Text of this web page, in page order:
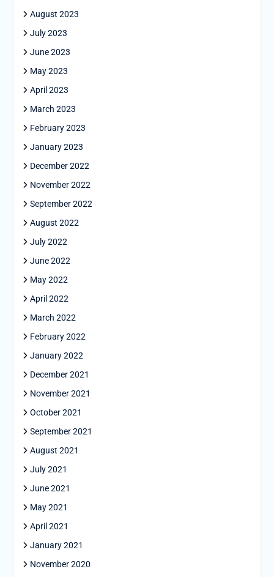
August 2023
July 2023
June 2023
May 2023
April 2023
March 2023
February 2023
January 2023
December 2022
November 2022
September 2022
August 2022
July 2022
June 2022
May 2022
April 2022
March 2022
February 2022
January 2022
December 2021
November 2021
October 2021
September 2021
August 2021
July 2021
June 2021
May 2021
April 2021
January 2021
November 2020